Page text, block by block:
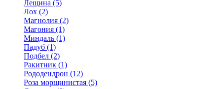
Лещина (5)
Лох (2)
Магнолия (2)
Магония (1)
Миндаль (1)
Падуб (1)
Подбел (2)
Ракитник (1)
Рододендрон (12)
Роза морщинистая (5)